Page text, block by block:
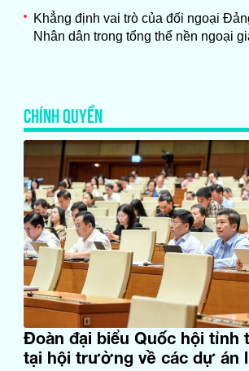
Khẳng định vai trò của đối ngoại
Nhân dân trong tổng thể nền ngoại
CHÍNH QUYỀN
Đoàn đại biểu Quốc hội tỉnh
tại hội trường về các dự án